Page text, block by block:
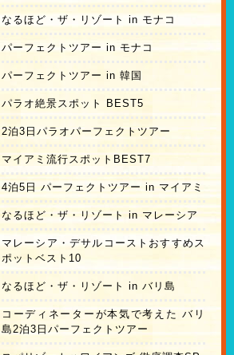
なるほど・ザ・リゾート in モナコ
パーフェクトツアー in モナコ
パーフェクトツアー in 韓国
パラオ絶景スポット BEST5
2泊3日パラオパーフェクトツアー
マイアミ流行スポットBEST7
4泊5日 パーフェクトツアー in マイアミ
なるほど・ザ・リゾート in マレーシア
マレーシア・デサルコーストおすすめス
ポットベスト10
なるほど・ザ・リゾート in バリ島
コーディネーターが本気で考えた バリ
島2泊3日パーフェクトツアー